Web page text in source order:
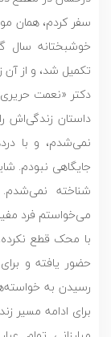
سفر کردم، همان
خوشبختانه سال
تکمیل شد، و از
داستان زندگی‌اش
نمی‌شدم، و با
جایگاهی نبودم.
شناخته
می‌خواستم فرد
با محک قطع
حضور یافته و
رسیدن به
برای ادامه مسیر